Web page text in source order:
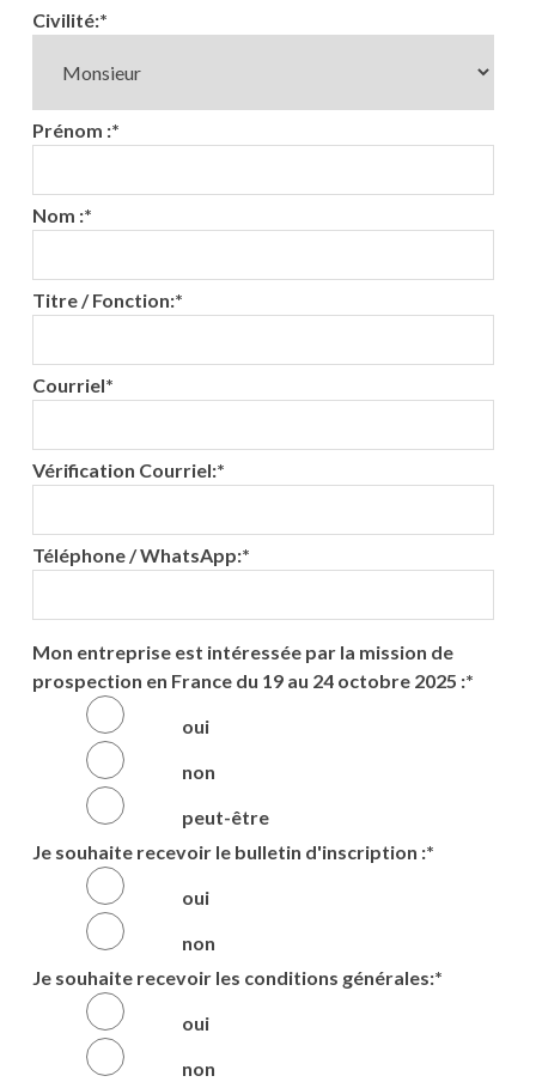
Civilité:*
Prénom :*
Nom :*
Titre / Fonction:*
Courriel*
Vérification Courriel:*
Téléphone / WhatsApp:*
Mon entreprise est intéressée par la mission de
prospection en France du 19 au 24 octobre 2025 :*
oui
non
peut-être
Je souhaite recevoir le bulletin d'inscription :*
oui
non
Je souhaite recevoir les conditions générales:*
oui
non